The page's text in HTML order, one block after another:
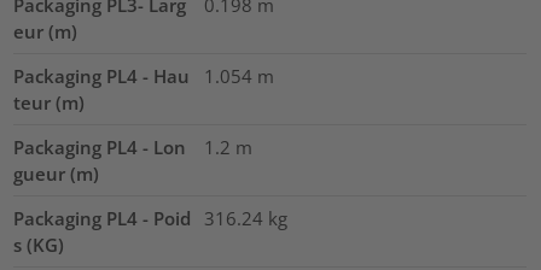
Packaging PL3- Larg
eur (m)
0.198 m
Packaging PL4 - Hau
teur (m)
1.054 m
Packaging PL4 - Lon
gueur (m)
1.2 m
Packaging PL4 - Poid
s (KG)
316.24 kg